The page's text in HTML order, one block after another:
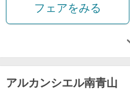
フェアをみる
アルカンシエル南青山